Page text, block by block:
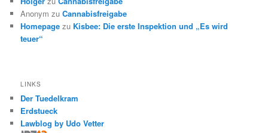
Anonym zuCannabisfreigabe
Homepage zu Kisbee: Die erste Inspektion und „Es wird
teuer“
LINKS
Der Tuedelkram
Erdstueck
Lawblog by Udo Vetter